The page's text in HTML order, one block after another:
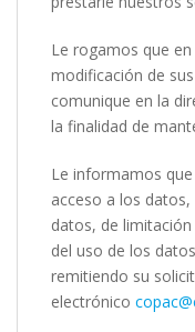
Le rogamos que
modificación de
comunique en la
la finalidad de
Le informamos
acceso a los
datos, de
del uso de los
remitiendo su
electrónico